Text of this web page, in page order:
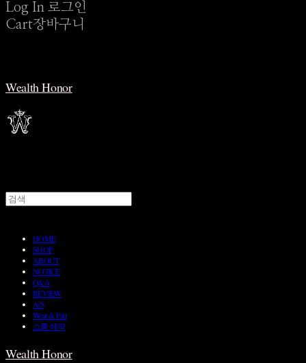
Log In 로그인
Cart장바구니
Wealth Honor
HOME
SHOP
ABOUT
NOTICE
Q&A
REVIEW
A/S
Wear & Pair
쇼룸 예약
Wealth Honor